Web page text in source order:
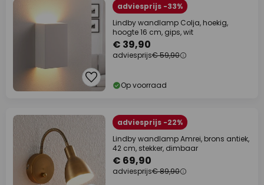
adviesprijs -33%
Lindby wandlamp Colja, hoekig,
hoogte 16 cm, gips, wit
€ 39,90
adviesprijs€ 59,90
Op voorraad
adviesprijs -22%
Lindby wandlamp Amrei, brons antiek,
42 cm, stekker, dimbaar
€ 69,90
adviesprijs€ 89,90